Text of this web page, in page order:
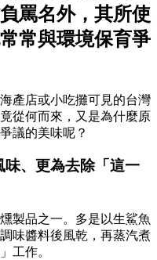
罵名外，其所使
常與環境保育爭
產店或小吃攤可見的台灣
從何而來，又是為什麼原
議的美味呢？
、更為去除「這一
製品之一。多是以生鯊魚
味醬料後風乾，再蒸汽煮
工作。